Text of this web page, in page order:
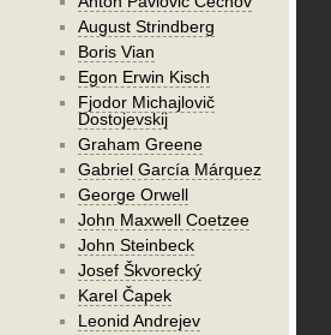
August Strindberg
Boris Vian
Egon Erwin Kisch
Fjodor Michajlovič
Dostojevskij
Graham Greene
Gabriel García Márquez
George Orwell
John Maxwell Coetzee
John Steinbeck
Josef Škvorecký
Karel Čapek
Leonid Andrejev